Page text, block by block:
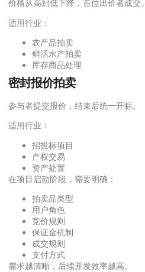
价格从高到低下降，首位出价者成交。
适用行业：
农产品拍卖
鲜活水产拍卖
库存商品处理
密封报价拍卖
参与者提交报价，结束后统一开标。
适用行业：
招投标项目
产权交易
资产处置
在项目启动阶段，需要明确：
拍卖品类型
用户角色
竞价规则
保证金机制
成交规则
支付方式
需求越清晰，后续开发效率越高。